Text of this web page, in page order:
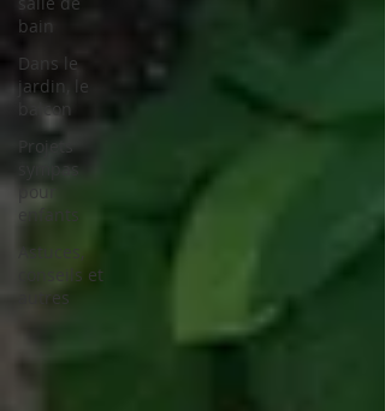
bain
Dans le
jardin, le
balcon
Projets
sympas
pour
enfants
Astuces,
conseils et
autres